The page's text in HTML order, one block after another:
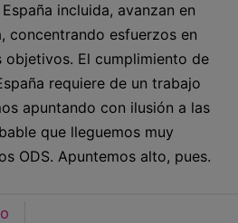
incluida, avanzan en
concentrando esfuerzos en
objetivos. El cumplimiento de
requiere de un trabajo
apuntando con ilusión a las
que lleguemos muy
ODS. Apuntemos alto, pues.